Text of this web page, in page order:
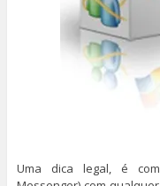
Uma dica legal, é